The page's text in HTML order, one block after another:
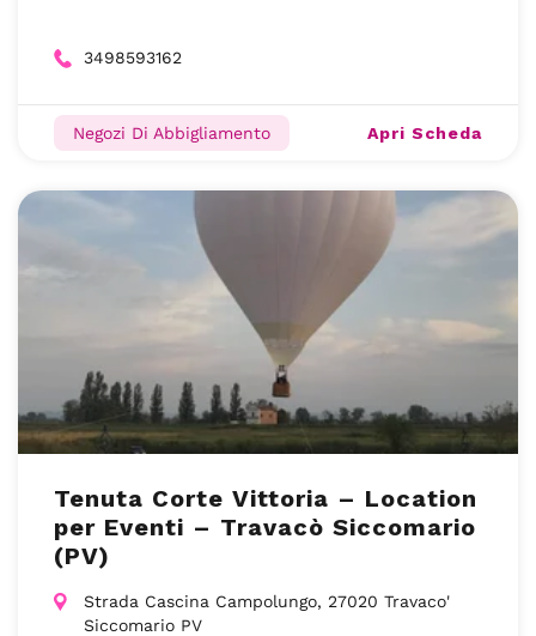
3498593162
Negozi Di Abbigliamento Apri Scheda
Tenuta Corte Vittoria – Location
per Eventi – Travacò Siccomario
(PV)
Strada Cascina Campolungo, 27020 Travaco'
Siccomario PV